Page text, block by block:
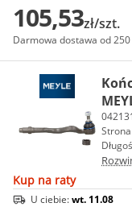
105,53zł/szt.
Darmowa dostawa od 250
Kup na raty
U ciebie:wt. 11.08